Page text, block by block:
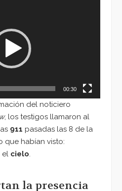
00:30
del noticiero
, los testigos llamaron al
911 pasadas las 8 de la
que habían visto:
el cielo.
la presencia